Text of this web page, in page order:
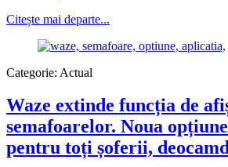
Citește mai departe...
Categorie: Actual
Waze extinde funcția de
semafoarelor. Noua
pentru toți șoferii,